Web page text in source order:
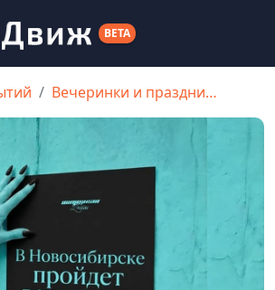
BETA
Вечеринки и праздни…